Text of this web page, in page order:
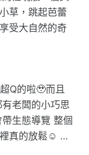
草，跳起芭蕾
受大自然的奇
Q的啦🥹而且
老闆的小巧思
生態導覽 整個
裡真的放鬆☺️ …